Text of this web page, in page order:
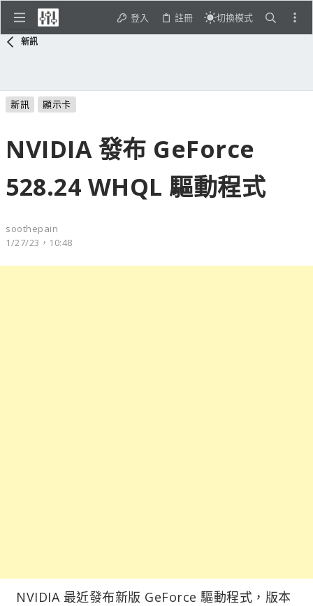
登入 註冊 切換模式
新訊
新訊 顯示卡
NVIDIA 發布 GeForce
528.24 WHQL 驅動程式
soothepain
1/27/23，10:48
NVIDIA 最近發布新版 GeForce 驅動程式，版本